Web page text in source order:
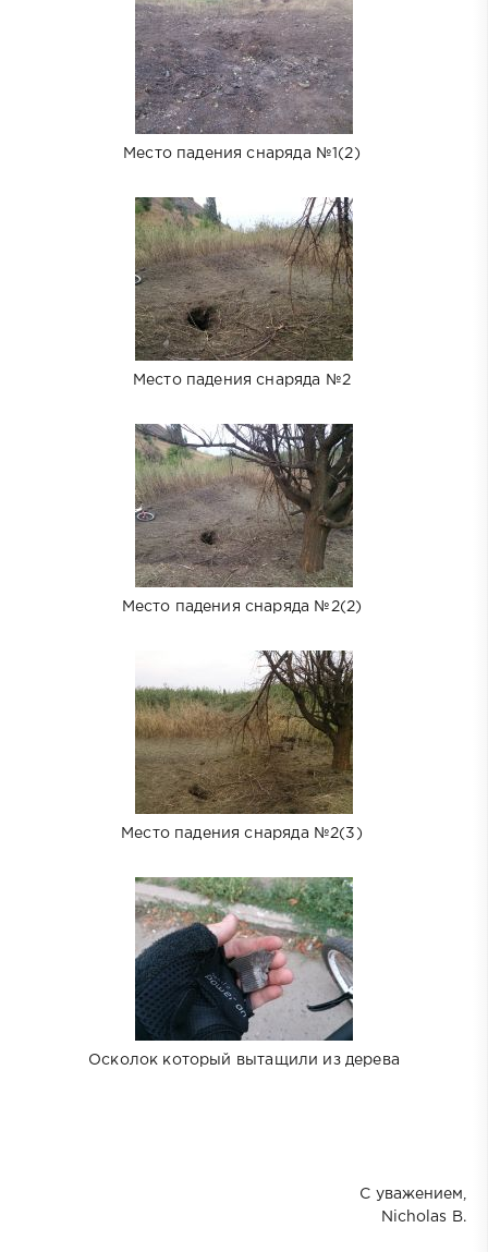
Место падения снаряда №1(2)
Место падения снаряда №2
Место падения снаряда №2(2)
Место падения снаряда №2(3)
Осколок который вытащили из дерева
С уважением,
Nicholas B.